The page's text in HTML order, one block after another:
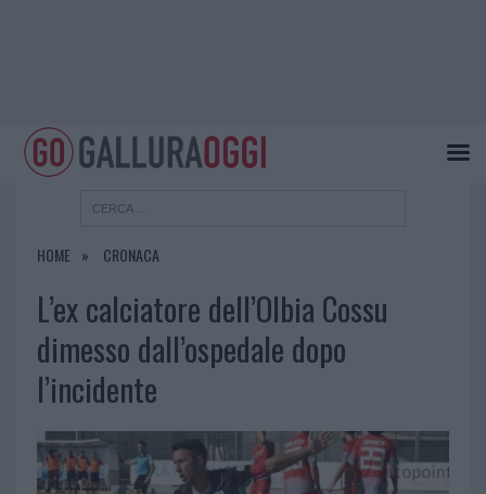
HOME CRONACA
L’ex calciatore dell’Olbia Cossu
dimesso dall’ospedale dopo
l’incidente